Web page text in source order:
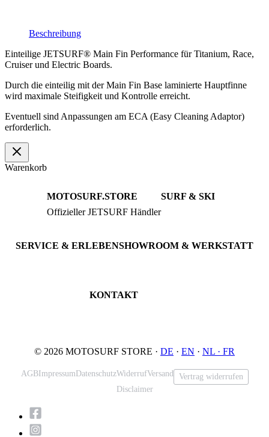
Beschreibung
Einteilige JETSURF® Main Fin Performance für Titanium, Race,
Cruiser und Electric Boards.
Durch die einteilig mit der Main Fin Base laminierte Hauptfinne
wird maximale Steifigkeit und Kontrolle erreicht.
Eventuell sind Anpassungen am ECA (Easy Cleaning Adaptor)
erforderlich.
Warenkorb
MOTOSURF.STORE
Offizieller JETSURF Händler
SURF & SKI
JETSURF Boards
SERVICE & ERLEBENSHOWROOM & WERKSTATT
KONTAKT
© 2026 MOTOSURF STORE · DE · EN · NL · FR
AGBImpressum DatenschutzWiderrufVersand
Vertrag widerrufen
Disclaimer